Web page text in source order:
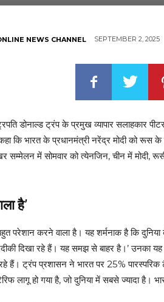
NEWS CHANNEL SEPTEMBER 2, 2025
डोनाल्ड ट्रंप के प्रमुख व्यापार सलाहकार
कहा कि भारत के प्रधानमंत्री नरेंद्र मोदी को
में सोमवार को त्येनजिन, चीन में मोदी, रूसी
है’
परेशान करने वाला है। यह शर्मनाक है कि
दिखा रहे हैं। यह समझ से बाहर है।’
हैं। ट्रंप प्रशासन ने भारत पर 25%
लागू हो गया है, जो दुनिया में सबसे ज्यादा है।